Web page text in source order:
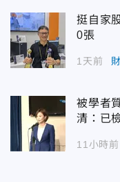
挺自家
0張
1天前
被學者
清：已
11小時前